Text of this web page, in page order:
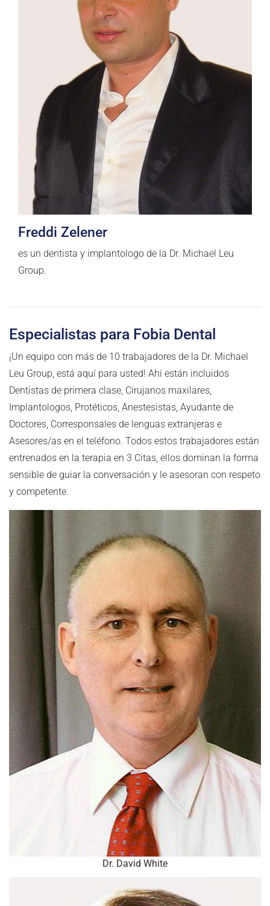
Freddi Zelener
es un dentista y implantologo de la Dr. Michael Leu
Group.
Especialistas para Fobia Dental
¡Un equipo con más de 10 trabajadores de la Dr. Michael
Leu Group, está aquí para usted! Ahí están incluidos
Dentistas de primera clase, Cirujanos maxilares,
Implantologos, Protéticos, Anestesistas, Ayudante de
Doctores, Corresponsales de lenguas extranjeras e
Asesores/as en el teléfono. Todos estos trabajadores están
entrenados en la terapia en 3 Citas, ellos dominan la forma
sensible de guiar la conversación y le asesoran con respeto
y competente.
Dr. David White